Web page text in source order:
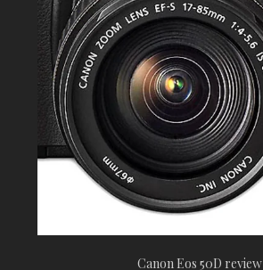
Canon Eos 50D review